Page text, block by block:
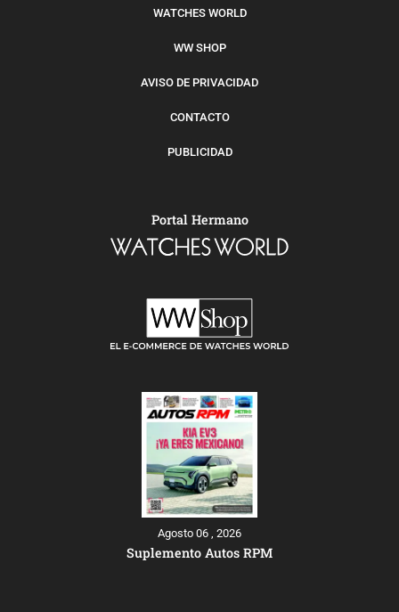
WATCHES WORLD
WW SHOP
AVISO DE PRIVACIDAD
CONTACTO
PUBLICIDAD
Portal Hermano
Agosto 06 , 2026
Suplemento Autos RPM